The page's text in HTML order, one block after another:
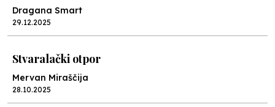
Dragana Smart
29.12.2025
Stvaralački otpor
Mervan Miraščija
28.10.2025